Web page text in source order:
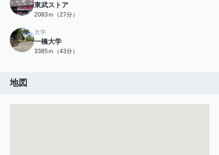
東武ストア
2083ｍ（27分）
大学
一橋大学
3385ｍ（43分）
地図